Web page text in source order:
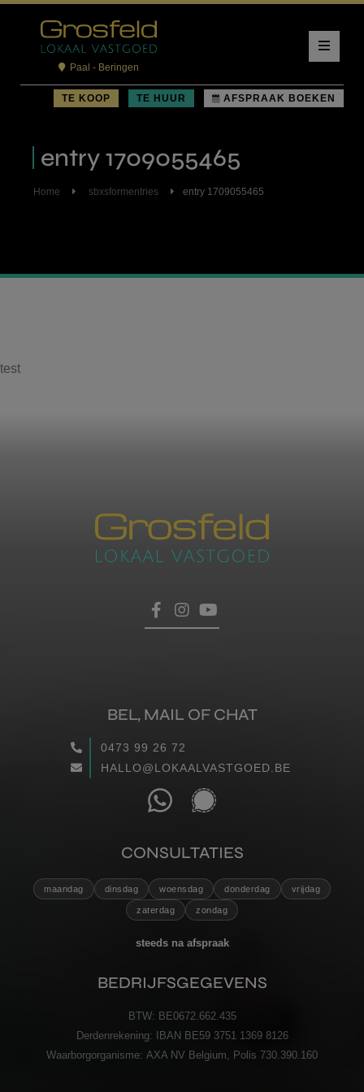
Contacteer ons
Laat hier uw gegevens achter, dan nemen wij zo
VERZENDEN
Paal - Beringen
TE KOOP TE HUUR AFSPRAAK BOEKEN
HOME
VERKOPEN
WAARGEMAAKT
RECENSIES
entry 1709055465
Home sbxsformentries entry 1709055465
test
BEL, MAIL OF CHAT
0473 99 26 72
HALLO@LOKAALVASTGOED.BE
CONSULTATIES
maandag dinsdag woensdag donderdag vrijdag
zaterdag zondag
steeds na afspraak
BEDRIJFSGEGEVENS
BTW: BE0672.662.435
Derdenrekening:
IBAN BE59 3751 1369 8126
Waarborgorganisme: AXA NV Belgium, Polis 730.390.160